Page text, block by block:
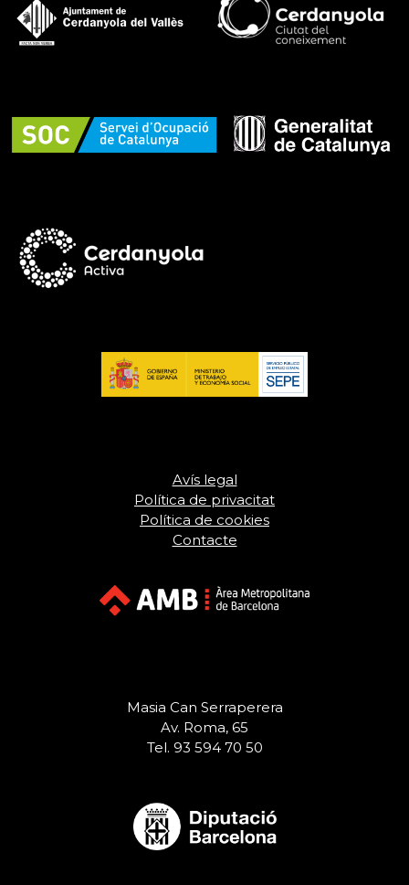
Avís legal
Política de privacitat
Política de cookies
Contacte
Masia Can Serraperera
Av. Roma, 65
Tel. 93 594 70 50